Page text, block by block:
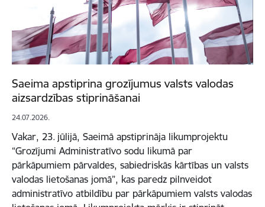
Saeima apstiprina grozījumus valsts valodas
aizsardzības stiprināšanai
24.07.2026.
Vakar, 23. jūlijā, Saeimā apstiprināja likumprojektu
“Grozījumi Administratīvo sodu likumā par
pārkāpumiem pārvaldes, sabiedriskās kārtības un valsts
valodas lietošanas jomā”, kas paredz pilnveidot
administratīvo atbildību par pārkāpumiem valsts valodas